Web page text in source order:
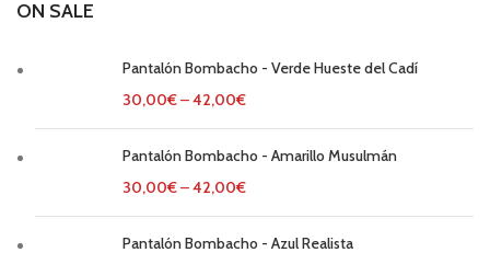
ON SALE
Pantalón Bombacho - Verde Hueste del Cadí
30,00€–42,00€
Pantalón Bombacho - Amarillo Musulmán
30,00€–42,00€
Pantalón Bombacho - Azul Realista